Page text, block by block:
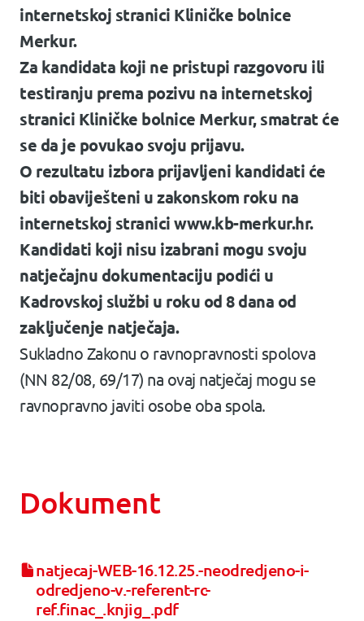
internetskoj stranici Kliničke bolnice
Merkur.
Za kandidata koji ne pristupi razgovoru ili
testiranju prema pozivu na internetskoj
stranici Kliničke bolnice Merkur, smatrat će
se da je povukao svoju prijavu.
O rezultatu izbora prijavljeni kandidati će
biti obaviješteni u zakonskom roku na
internetskoj stranici www.kb-merkur.hr.
Kandidati koji nisu izabrani mogu svoju
natječajnu dokumentaciju podići u
Kadrovskoj službi u roku od 8 dana od
zaključenje natječaja.
Sukladno Zakonu o ravnopravnosti spolova
(NN 82/08, 69/17) na ovaj natječaj mogu se
ravnopravno javiti osobe oba spola.
Dokument
natjecaj-WEB-16.12.25.-neodredjeno-i-
odredjeno-v.-referent-rc-
ref.finac_.knjig_.pdf